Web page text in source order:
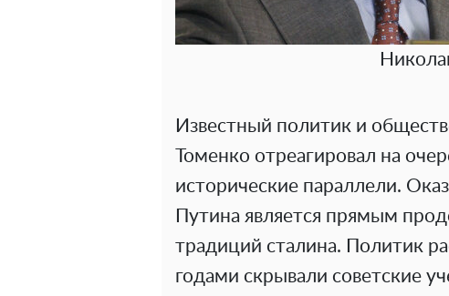
Известный политик и
Томенко отреагировал на
исторические параллели.
Путина является прямым
традиций сталина. Политик
годами скрывали советские